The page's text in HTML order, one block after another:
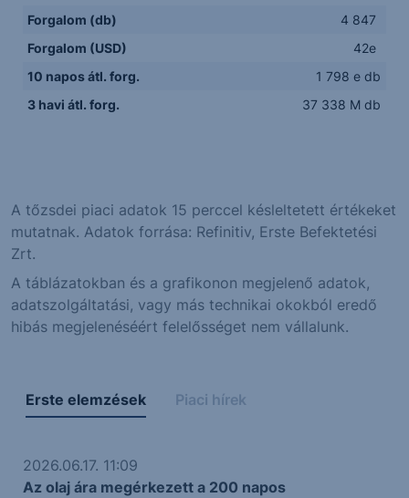
Forgalom (db)
4 847
Forgalom (USD)
42e
10 napos átl. forg.
1 798 e db
3 havi átl. forg.
37 338 M db
A tőzsdei piaci adatok 15 perccel késleltetett értékeket
mutatnak. Adatok forrása: Refinitiv, Erste Befektetési
Zrt.
A táblázatokban és a grafikonon megjelenő adatok,
adatszolgáltatási, vagy más technikai okokból eredő
hibás megjelenéséért felelősséget nem vállalunk.
Erste elemzések Piaci hírek
2026.06.17. 11:09
Az olaj ára megérkezett a 200 napos